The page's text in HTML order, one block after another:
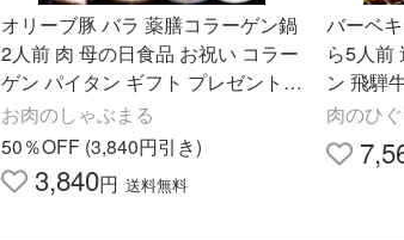
オリーブ豚 バラ 薬膳コラーゲン鍋
2人前 肉 母の日食品 お祝い コラー
ゲン パイタン ギフト プレゼント
ブランド豚 送料無料 贈答 鍋 豚肉
国産 爆買
お肉のしゃぶまる
50％OFF (3,840円引き)
3,840円 送料無料
バーベ
ら5人前
ン 飛騨
ット 焼
肉のひ